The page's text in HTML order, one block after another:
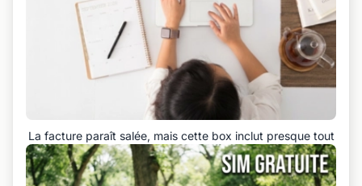
La facture paraît salée, mais cette box inclut presque tout